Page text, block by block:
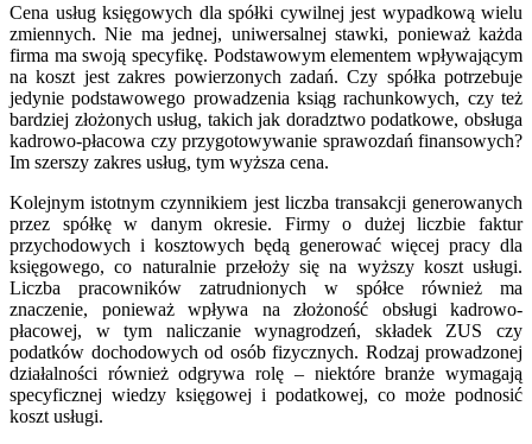
Cena usług księgowych dla spółki cywilnej jest wypadkową wielu
zmiennych. Nie ma jednej, uniwersalnej stawki, ponieważ każda
firma ma swoją specyfikę. Podstawowym elementem wpływającym
na koszt jest zakres powierzonych zadań. Czy spółka potrzebuje
jedynie podstawowego prowadzenia ksiąg rachunkowych, czy też
bardziej złożonych usług, takich jak doradztwo podatkowe, obsługa
kadrowo-płacowa czy przygotowywanie sprawozdań finansowych?
Im szerszy zakres usług, tym wyższa cena.
Kolejnym istotnym czynnikiem jest liczba transakcji generowanych
przez spółkę w danym okresie. Firmy o dużej liczbie faktur
przychodowych i kosztowych będą generować więcej pracy dla
księgowego, co naturalnie przełoży się na wyższy koszt usługi.
Liczba pracowników zatrudnionych w spółce również ma
znaczenie, ponieważ wpływa na złożoność obsługi kadrowo-
płacowej, w tym naliczanie wynagrodzeń, składek ZUS czy
podatków dochodowych od osób fizycznych. Rodzaj prowadzonej
działalności również odgrywa rolę – niektóre branże wymagają
specyficznej wiedzy księgowej i podatkowej, co może podnosić
koszt usługi.